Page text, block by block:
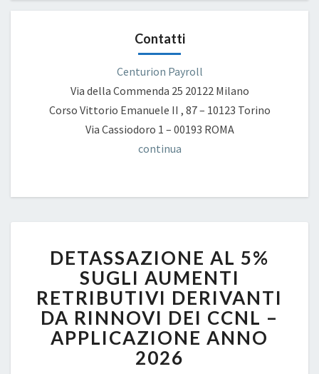
Contatti
Centurion Payroll
Via della Commenda 25 20122 Milano
Corso Vittorio Emanuele II , 87 – 10123 Torino
Via Cassiodoro 1 – 00193 ROMA
continua
AL
5%
SUGLI
AUMENTI
RETRIBUTIVI
DERIVANTI
DA
RINNOVI
DETASSAZIONE AL 5%
SUGLI AUMENTI
RETRIBUTIVI DERIVANTI
DA RINNOVI DEI CCNL –
APPLICAZIONE ANNO
2026